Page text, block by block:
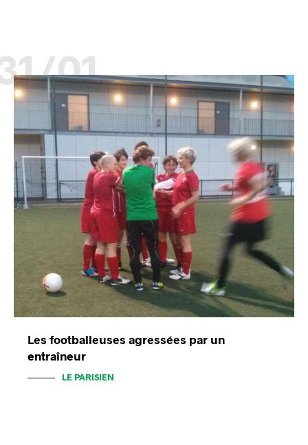
01
Les footballeuses agressées par un
entraîneur
LE PARISIEN